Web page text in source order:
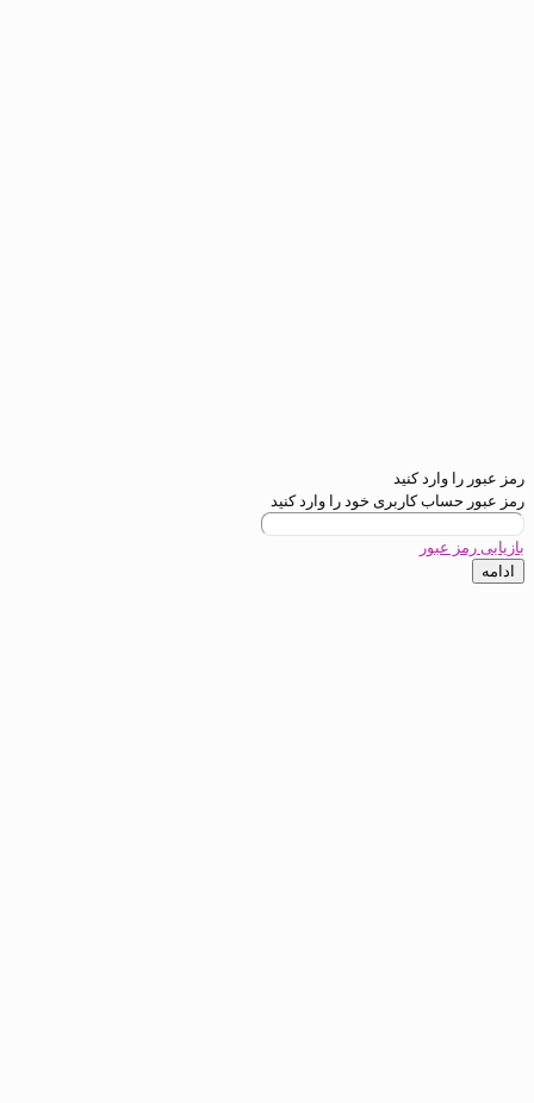
کنید
کاربری خود را وارد کنید